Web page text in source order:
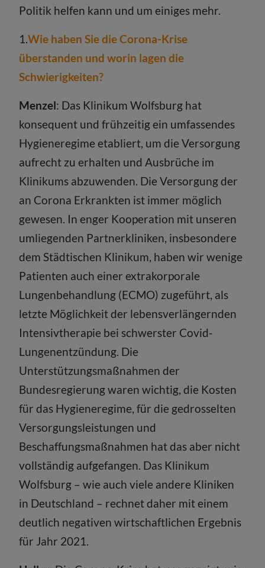
Politik helfen kann und um einiges mehr.
1.Wie haben Sie die Corona-Krise
überstanden und worin lagen die
Schwierigkeiten?
Menzel: Das Klinikum Wolfsburg hat
konsequent und frühzeitig ein umfassendes
Hygieneregime etabliert, um die Versorgung
aufrecht zu erhalten und Ausbrüche im
Klinikums abzuwenden. Die Versorgung der
an Corona Erkrankten ist immer möglich
gewesen. In enger Kooperation mit unseren
umliegenden Partnerkliniken, insbesondere
dem Städtischen Klinikum, haben wir wenige
Patienten auch einer extrakorporale
Lungenbehandlung (ECMO) zugeführt, als
letzte Möglichkeit der lebensverlängernden
Intensivtherapie bei schwerster Covid-
Lungenentzündung. Die
Unterstützungsmaßnahmen der
Bundesregierung waren wichtig, die Kosten
für das Hygieneregime, für die gedrosselten
Versorgungsleistungen und
Beschaffungsmaßnahmen hat das aber nicht
vollständig aufgefangen. Das Klinikum
Wolfsburg – wie auch viele andere Kliniken
in Deutschland – rechnet daher mit einem
deutlich negativen wirtschaftlichen Ergebnis
für Jahr 2021.